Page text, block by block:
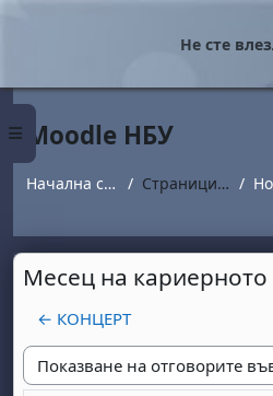
Страничен панел
Не сте
Moodle НБУ
Начална страница Страници от сайта
Месец на кариерното
← КОНЦЕРТ
Начин на показване